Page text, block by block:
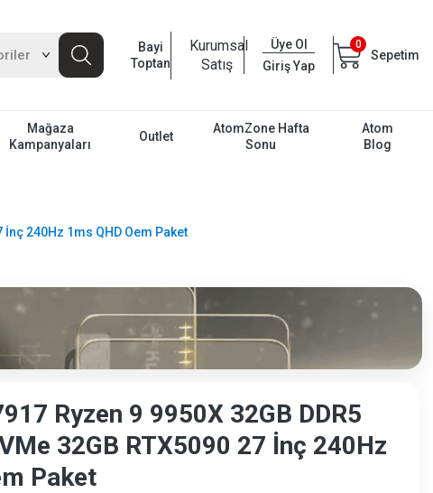
Bayi
Toptan
Kurumsal
Satış
Üye Ol
Giriş Yap
0
Sepetim
Mağaza
Kampanyaları
Outlet
AtomZone Hafta
Sonu
Atom
Blog
İnç 240Hz 1ms QHD Oem Paket
Ryzen 9 9950X 32GB DDR5
32GB RTX5090 27 İnç 240Hz
Paket